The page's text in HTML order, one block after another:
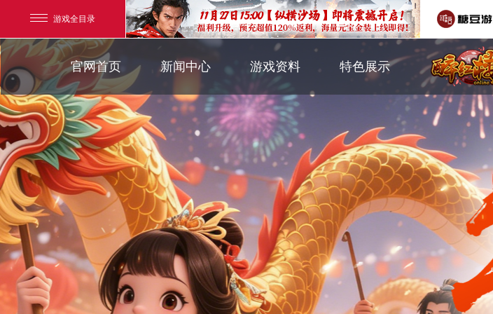
游戏全目录
《勇士ol》预约开启
横版格斗动作网游
【西游】神兽版新版本
首款骑战回合制端游
《秦始皇ol》国庆大服
国战的号角已经打响
注册账号
玄幻游戏
玄天之剑
剑啸九州
猛将OL
回合制游戏
醉红楼
醉八仙
【西游】神兽版
国战游戏
秦始皇
斗神
官网首页 新闻中心 游戏资料 特色展示
新闻公告
新闻活动
新闻专题
游戏攻略
游戏背景
界面介绍
帮助指引
鼠标作用
游戏美图